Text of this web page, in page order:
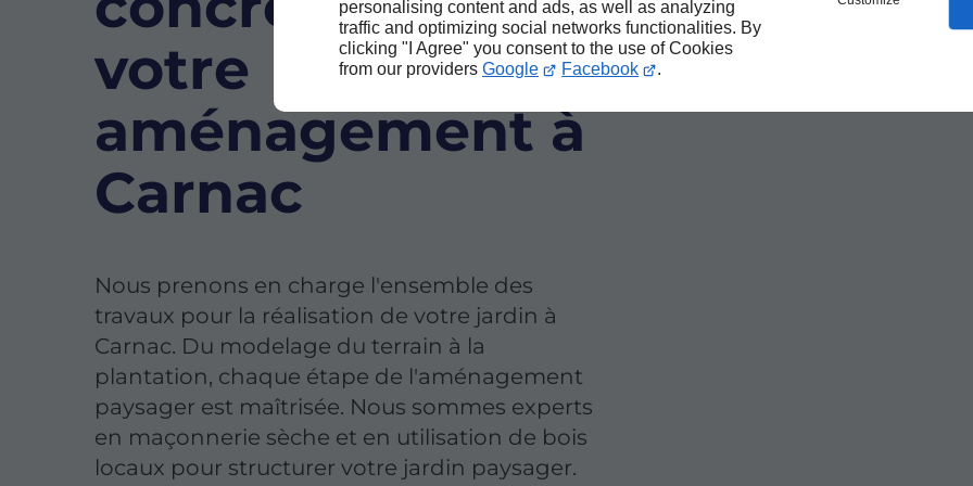
personalising content and ads, as well as analyzing
traffic and optimizing social networks functionalities. By
clicking "I Agree" you consent to the use of Cookies
from our providers Google Facebook .
votre
aménagement à
Carnac
Nous prenons en charge l'ensemble des
travaux pour la réalisation de votre jardin à
Carnac. Du modelage du terrain à la
plantation, chaque étape de l'aménagement
paysager est maîtrisée. Nous sommes experts
en maçonnerie sèche et en utilisation de bois
locaux pour structurer votre jardin paysager.